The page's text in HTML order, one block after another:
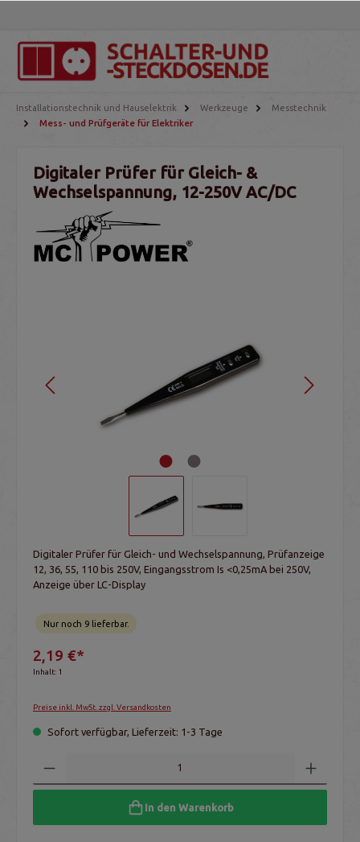
Installationstechnik und Hauselektrik Werkzeuge
Messtechnik
Mess- und Prüfgeräte für Elektriker
Digitaler Prüfer für Gleich- &
Wechselspannung, 12-250V AC/DC
Digitaler Prüfer für Gleich- und Wechselspannung, Prüfanzeige
12, 36, 55, 110 bis 250V, Eingangsstrom Is <0,25mA bei 250V,
Anzeige über LC-Display
Nur noch 9 lieferbar.
2,19 €*
Inhalt: 1
Preise inkl. MwSt. zzgl. Versandkosten
Sofort verfügbar, Lieferzeit: 1-3 Tage
In den Warenkorb